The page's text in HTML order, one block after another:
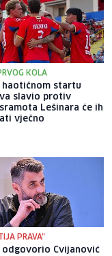
KOLA
haotičnom startu
slavio protiv
Lešinara će ih
vječno
PRAVA"
odgovorio Cvijanović